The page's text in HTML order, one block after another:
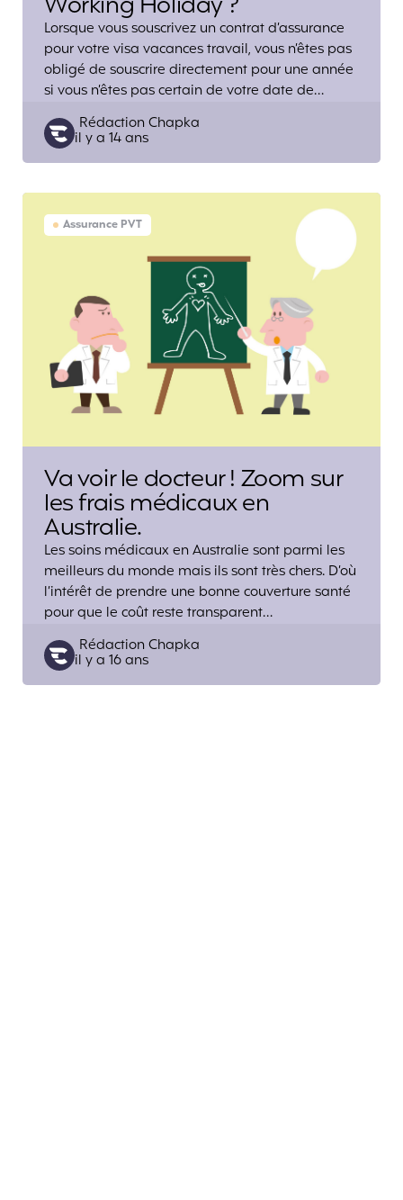
Lorsque vous souscrivez un contrat d’assurance
pour votre visa vacances travail, vous n’êtes pas
obligé de souscrire directement pour une année
si vous n’êtes pas certain de votre date de…
Posted
by
Rédaction Chapka
il y a 14 ans
Assurance PVT
Va voir le docteur ! Zoom sur
les frais médicaux en
Australie.
Les soins médicaux en Australie sont parmi les
meilleurs du monde mais ils sont très chers. D’où
l’intérêt de prendre une bonne couverture santé
pour que le coût reste transparent…
Posted
by
Rédaction Chapka
il y a 16 ans